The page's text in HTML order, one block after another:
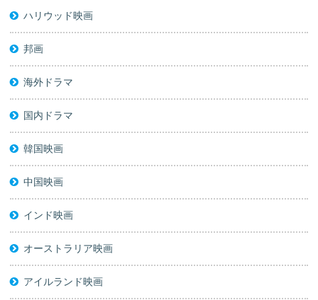
ハリウッド映画
邦画
海外ドラマ
国内ドラマ
韓国映画
中国映画
インド映画
オーストラリア映画
アイルランド映画